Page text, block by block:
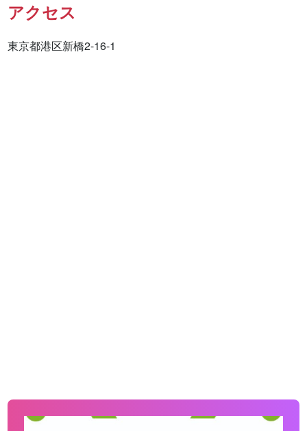
アクセス
東京都港区新橋2-16-1